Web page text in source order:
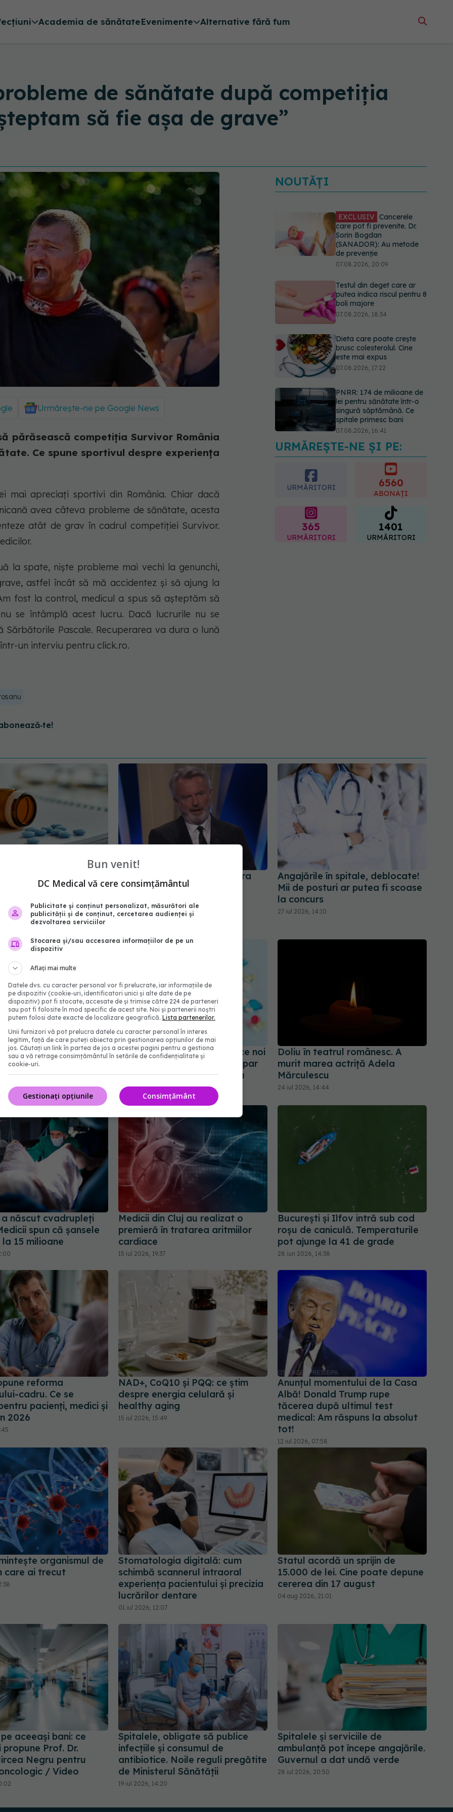
Academia de sănătateEvenimente Alternative fără fum
de sănătate după competiția
să fie așa de grave”
Urmărește-ne pe Google News
părăsească competiția Survivor România
Ce spune sportivul despre experiența
mai apreciați sportivi din România. Chiar dacă
avea câteva probleme de sănătate, acesta
atât de grav în cadrul competiției Survivor.
la spate, niște probleme mai vechi la genunchi,
astfel încât să mă accidentez și să ajung la
fost la control, medicul a spus să așteptăm să
se întâmplă acest lucru. Dacă lucrurile nu se
Pascale. Recuperarea va dura o lună
un interviu pentru click.ro.
NOUTĂȚI
EXCLUSIV Cancerele
care pot fi prevenite. Dr.
Sorin Bogdan
(SANADOR): Au metode
de prevenție
07.08.2026, 20:09
Testul din deget care ar
putea indica riscul pentru 8
boli majore
07.08.2026, 18:34
Dieta care poate crește
brusc colesterolul. Cine
este mai expus
07.08.2026, 17:22
PNRR: 174 de milioane de
lei pentru sănătate într-o
singură săptămână. Ce
spitale primesc bani
07.08.2026, 16:41
Ce spune culoarea ta
preferată despre vârsta
pe care o ai. Care este
"codul cromatic" al
URMĂREȘTE-NE ȘI PE:
URMĂRITORI 6560
ABONAȚI
365
URMĂRITORI
1401
URMĂRITORI
lista
compensate
naționale. Ce
noi intră din august
A murit actorul Sam Neill. Era
cunoscut pentru rolul din
13 iul 2026, 11:23
Angajările în spitale, deblocate!
Mii de posturi ar putea fi scoase
la concurs
27 iul 2026, 14:10
publice din
Județele cu cele mai
sanitare și unde
puține
Ministerul Sănătății introduce noi
medicamente în România. Apar
tratamente moderne pentru
cancer, migrenă și epilepsie
27 iul 2026, 16:17
Doliu în teatrul românesc. A
murit marea actriță Adela
Mărculescu
24 iul 2026, 14:44
a născut cvadrupleți
spun că șansele
15 milioane
Medicii din Cluj au realizat o
premieră în tratarea aritmiilor
cardiace
15 iul 2026, 19:37
București și Ilfov intră sub cod
roșu de caniculă. Temperaturile
pot ajunge la 41 de grade
28 iun 2026, 14:38
reforma
cadru. Ce se
pacienți, medici și
2026
NAD+, CoQ10 și PQQ: ce știm
despre energia celulară și
healthy aging
15 iul 2026, 15:49
Anunțul momentului de la Casa
Albă! Donald Trump rupe
tăcerea după ultimul test
medical: Am răspuns la absolut
tot!
12 iul 2026, 07:58
organismul de
care ai trecut
Stomatologia digitală: cum
schimbă scannerul intraoral
experiența pacientului și precizia
lucrărilor dentare
01 iul 2026, 12:07
Statul acordă un sprijin de
15.000 de lei. Cine poate depune
cererea din 17 august
04 aug 2026, 21:01
aceeași bani: ce
propune Prof. Dr.
Negru pentru
/ Video
Spitalele, obligate să publice
infecțiile și consumul de
antibiotice. Noile reguli pregătite
de Ministerul Sănătății
19 iul 2026, 14:20
Spitalele și serviciile de
ambulanță pot începe angajările.
Guvernul a dat undă verde
28 iul 2026, 20:50
Bun venit!
DC Medical vă cere consimțământul
Publicitate și conținut personalizat, măsurători ale
publicității și de conținut, cercetarea audienței și
dezvoltarea serviciilor
Stocarea și/sau accesarea informațiilor de pe un
dispozitiv
Aflați mai multe
Datele dvs. cu caracter personal vor fi prelucrate, iar informațiile de
pe dispozitiv (cookie-uri, identificatori unici și alte date de pe
dispozitiv) pot fi stocate, accesate de și trimise către 224 de parteneri
sau pot fi folosite în mod specific de acest site. Noi și partenerii noștri
putem folosi date exacte de localizare geografică. Lista partenerilor.
Unii furnizori vă pot prelucra datele cu caracter personal în interes
legitim, față de care puteți obiecta prin gestionarea opțiunilor de mai
jos. Căutați un link în partea de jos a acestei pagini pentru a gestiona
sau a vă retrage consimțământul în setările de confidențialitate și
cookie-uri.
Consimțământ
Gestionați opțiunile